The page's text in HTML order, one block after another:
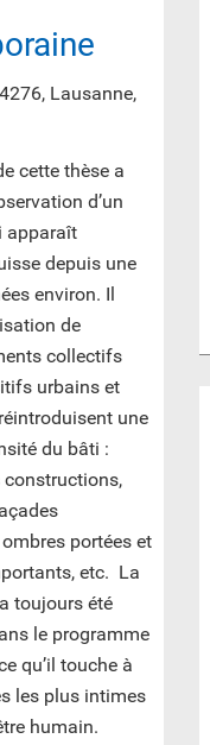
Lausanne,
cette thèse a
d’un
apparaît
depuis une
environ. Il
de
collectifs
urbains et
une
du bâti :
portées et
etc. La
toujours été
le programme
qu’il touche à
les plus intimes
humain.